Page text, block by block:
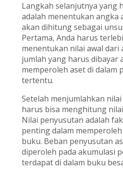
Langkah selanjutnya yang
adalah menentukan angka
akan dihitung sebagai
Pertama, Anda harus
menentukan nilai awal dari
jumlah yang harus dibayar
memperoleh aset di dalam
tertentu.
Setelah menjumlahkan
harus bisa menghitung
Nilai penyusutan adalah
penting dalam
buku. Beban penyusutan
diperoleh pada akumulasi
terdapat di dalam buku